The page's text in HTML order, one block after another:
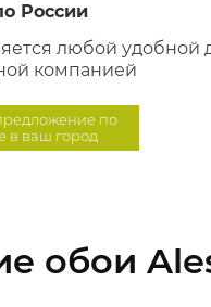
России
любой удобной
компанией
по
в ваш город
обои